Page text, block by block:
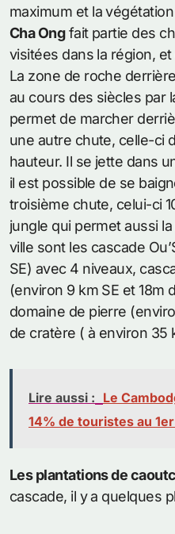
maximum et la
Cha Ongfait partie des
visitées dans la région,
La zone de roche
au cours des siècles par
permet de marcher
une autre chute, celle-ci
hauteur. Il se jette dans
il est possible de se
troisième chute, celui-ci
jungle qui permet aussi
ville sont les cascade
SE) avec 4 niveaux,
(environ 9 km SE et 18m
domaine de pierre
de cratère ( à environ 35
Lire aussi : Le
14% de touristes au
Les plantations de
cascade, il y a quelques